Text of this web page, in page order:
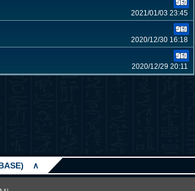
2021/01/03 23:45
2020/12/30 16:18
2020/12/29 20:11
∧